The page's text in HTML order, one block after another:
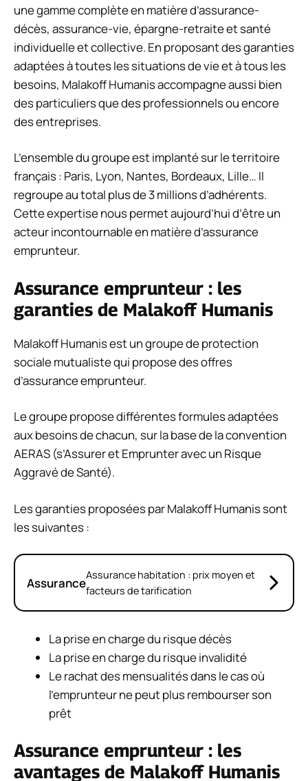
une gamme complète en matière d’assurance-
décès, assurance-vie, épargne-retraite et santé
individuelle et collective. En proposant des garanties
adaptées à toutes les situations de vie et à tous les
besoins, Malakoff Humanis accompagne aussi bien
des particuliers que des professionnels ou encore
des entreprises.
L’ensemble du groupe est implanté sur le territoire
français : Paris, Lyon, Nantes, Bordeaux, Lille… Il
regroupe au total plus de 3 millions d’adhérents.
Cette expertise nous permet aujourd’hui d’être un
acteur incontournable en matière d’assurance
emprunteur.
Assurance emprunteur : les
garanties de Malakoff Humanis
Malakoff Humanis est un groupe de protection
sociale mutualiste qui propose des offres
d’assurance emprunteur.
Le groupe propose différentes formules adaptées
aux besoins de chacun, sur la base de la convention
AERAS (s’Assurer et Emprunter avec un Risque
Aggravé de Santé).
Les garanties proposées par Malakoff Humanis sont
les suivantes :
AssuranceAssurance habitation : prix moyen et
facteurs de tarification
La prise en charge du risque décès
La prise en charge du risque invalidité
Le rachat des mensualités dans le cas où
l’emprunteur ne peut plus rembourser son
prêt
Assurance emprunteur : les
avantages de Malakoff Humanis